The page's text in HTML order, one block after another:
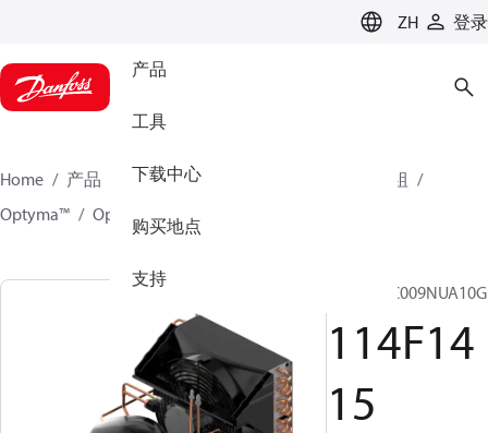
ZH 登录
产品
工具
下载中心
购买地点
支持
Home 产品 氣候方案事業部製冷業務
冷凝機組
Optyma™
Optyma™ 114F1415
OP-MCNC009NUA10G
114F14
15